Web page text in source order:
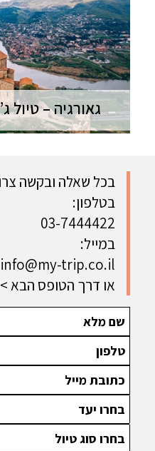
גאורגיה – טיול
ג'יפים בגאורגיה |
בכל שאלה ובקשה
בטלפון:
03-7444422
במייל:
info@my-trip.co.il
או דרך הטופס הבא